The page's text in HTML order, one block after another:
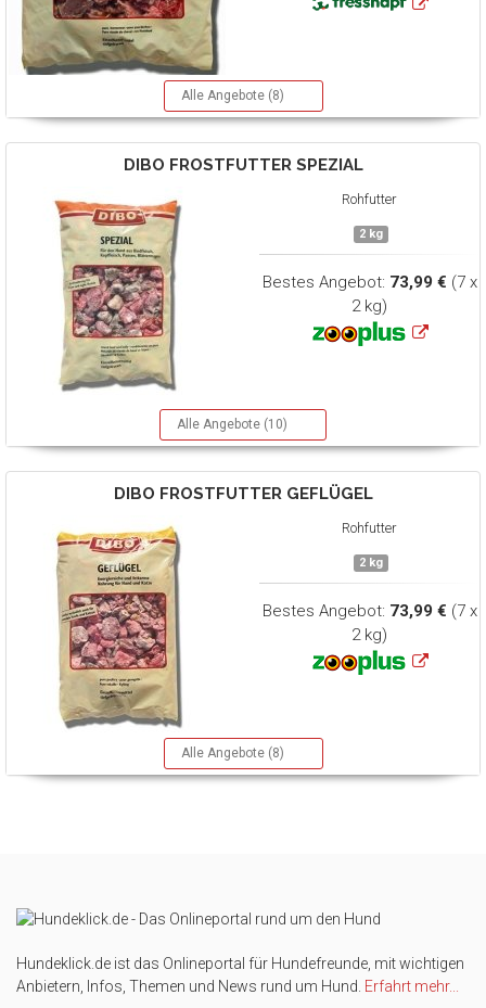
Alle Angebote (8)
DIBO FROSTFUTTER SPEZIAL
Rohfutter
2 kg
Bestes Angebot: 73,99 € (7 x
2 kg)
Alle Angebote (10)
DIBO FROSTFUTTER GEFLÜGEL
Rohfutter
2 kg
Bestes Angebot: 73,99 € (7 x
2 kg)
Alle Angebote (8)
Hundeklick.de ist das Onlineportal für Hundefreunde, mit wichtigen
Anbietern, Infos, Themen und News rund um Hund. Erfahrt mehr...